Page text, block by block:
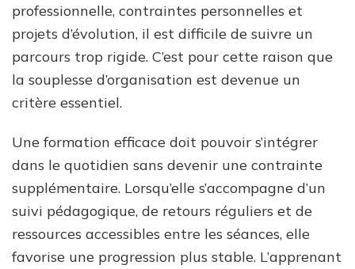
professionnelle, contraintes personnelles et
projets d’évolution, il est difficile de suivre un
parcours trop rigide. C’est pour cette raison que
la souplesse d’organisation est devenue un
critère essentiel.
Une formation efficace doit pouvoir s’intégrer
dans le quotidien sans devenir une contrainte
supplémentaire. Lorsqu’elle s’accompagne d’un
suivi pédagogique, de retours réguliers et de
ressources accessibles entre les séances, elle
favorise une progression plus stable. L’apprenant